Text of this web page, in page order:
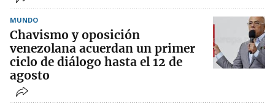
MUNDO
Chavismo y oposición
venezolana acuerdan un primer
ciclo de diálogo hasta el 12 de
agosto